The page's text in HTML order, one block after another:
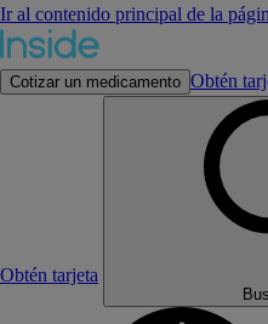
Ir al contenido principal de la
Cotizar un medicamento Obtén
Obtén tarjeta